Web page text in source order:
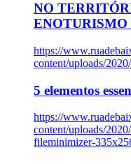
NO
ENOTURISMO
https://
content/uploads/
5 elementos
https://
content/uploads/
fileminimizer-